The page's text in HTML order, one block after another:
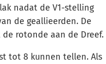
nadat de V1-stelling
de geallieerden. De
rotonde aan de Dreef.
tot 8 kunnen tellen. Als